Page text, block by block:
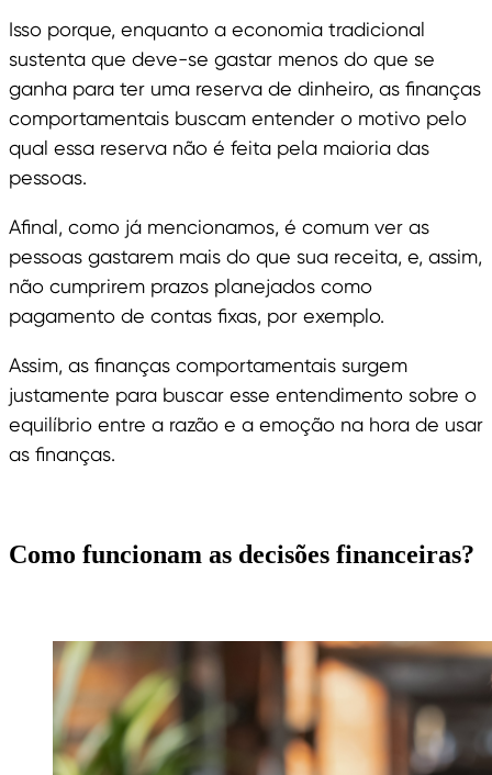
Isso porque, enquanto a economia tradicional
sustenta que deve-se gastar menos do que se
ganha para ter uma reserva de dinheiro, as finanças
comportamentais buscam entender o motivo pelo
qual essa reserva não é feita pela maioria das
pessoas.
Afinal, como já mencionamos, é comum ver as
pessoas gastarem mais do que sua receita, e, assim,
não cumprirem prazos planejados como
pagamento de contas fixas, por exemplo.
Assim, as finanças comportamentais surgem
justamente para buscar esse entendimento sobre o
equilíbrio entre a razão e a emoção na hora de usar
as finanças.
Como funcionam as decisões financeiras?